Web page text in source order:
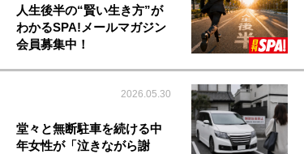
人生後半の“賢い生き方”が
わかるSPA!メールマガジン
会員募集中！
2026.05.30
堂々と無断駐車を続ける中
年女性が「泣きながら謝